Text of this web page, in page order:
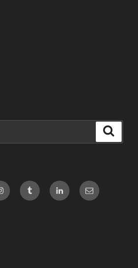
） tumblr LInkedIn メ
ー